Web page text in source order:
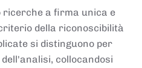
a firma unica e
della riconoscibilità
si distinguono per
collocandosi